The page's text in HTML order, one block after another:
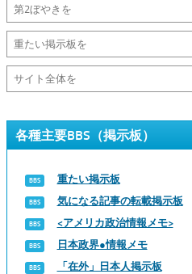
各種主要BBS（掲示板）
重たい掲示板
気になる記事の転載掲示板
<アメリカ政治情報メモ>
日本政界●情報メモ
「在外」日本人掲示板